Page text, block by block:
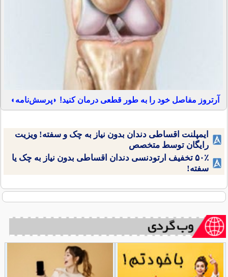
آرتروز مفاصل خود را به طور قطعی درمان کنید! ◗پرسش‌نامه◖
ایمپلنت اقساطی دندان بدون نیاز به چک و سفته! ویزیت
رایگان توسط متخصص
۵۰٪ تخفیف ارتودنسی دندان اقساطی بدون نیاز به چک یا
سفته!